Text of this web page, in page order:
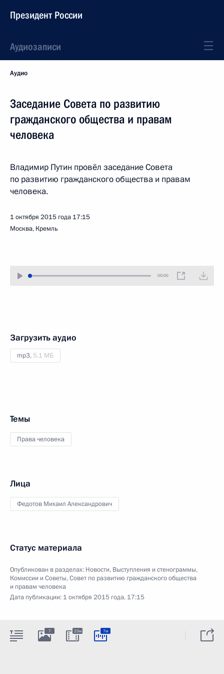
Президент России
Аудиозаписи
Аудио
Заседание Совета по развитию
гражданского общества и правам
человека
Владимир Путин провёл заседание Совета
по развитию гражданского общества и правам
человека.
1 октября 2015 года 17:15
Москва, Кремль
00:00
Загрузить аудио
mp3, 5.1 МБ
Темы
Права человека
Лица
Федотов Михаил Александрович
Статус материала
Опубликован в разделах: Новости, Выступления и стенограммы,
Комиссии и Советы,Совет по развитию гражданского общества
и правам человека
Дата публикации: 1 октября 2015 года, 17:15
7 23м 7м